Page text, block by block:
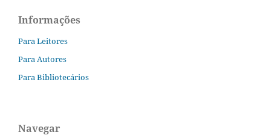
Informações
Para Leitores
Para Autores
Para Bibliotecários
Navegar